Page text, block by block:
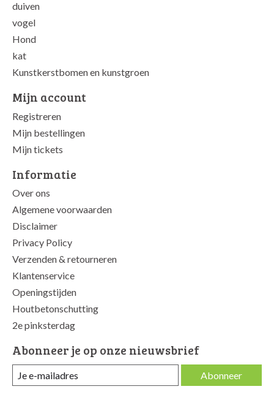
duiven
vogel
Hond
kat
Kunstkerstbomen en kunstgroen
Mijn account
Registreren
Mijn bestellingen
Mijn tickets
Informatie
Over ons
Algemene voorwaarden
Disclaimer
Privacy Policy
Verzenden & retourneren
Klantenservice
Openingstijden
Houtbetonschutting
2e pinksterdag
Abonneer je op onze nieuwsbrief
Abonneer